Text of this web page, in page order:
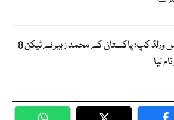
ای اسپورٹس ورلڈ کپ؛ پاکستان کے محمد زبیر نے ٹیکن 8
لیا